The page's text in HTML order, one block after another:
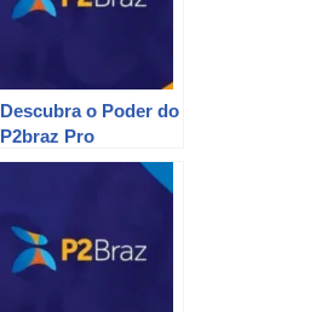
Descubra o Poder do
P2braz Pro